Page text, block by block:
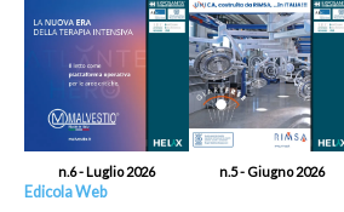
n.6 - Luglio 2026 n.5 - Giugno 2026
Edicola Web